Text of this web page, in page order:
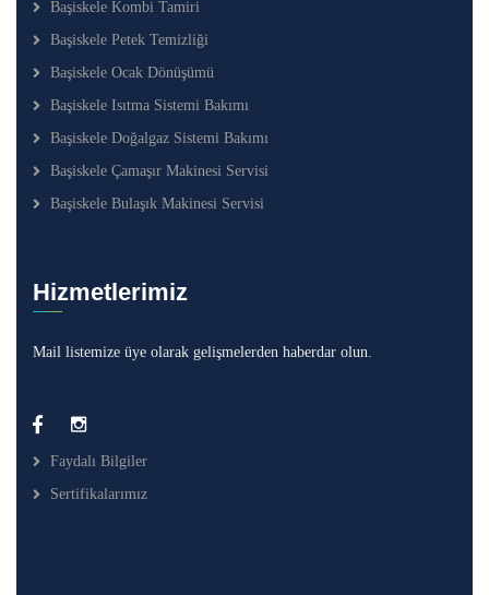
Başiskele Kombi Tamiri
Başiskele Petek Temizliği
Başiskele Ocak Dönüşümü
Başiskele Isıtma Sistemi Bakımı
Başiskele Doğalgaz Sistemi Bakımı
Başiskele Çamaşır Makinesi Servisi
Başiskele Bulaşık Makinesi Servisi
Hizmetlerimiz
Mail listemize üye olarak gelişmelerden haberdar olun.
Faydalı Bilgiler
Sertifikalarımız